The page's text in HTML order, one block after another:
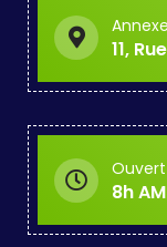
Annexe
11,
8h